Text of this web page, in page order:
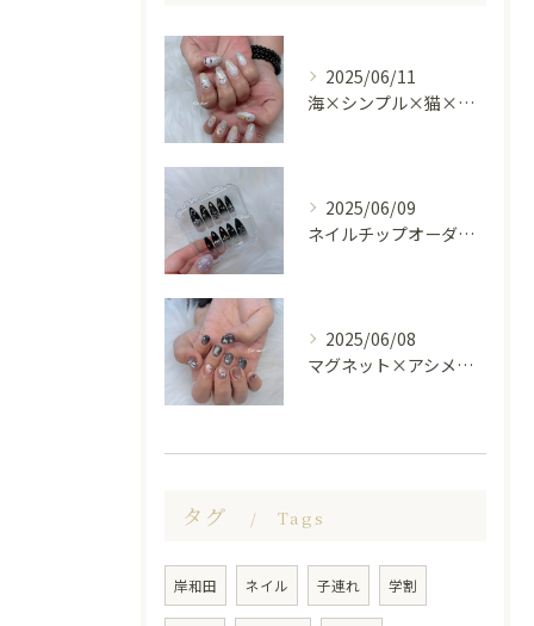
2025/06/11
海×シンプル×猫×上品 nail🐈🐚✨
2025/06/09
ネイルチップオーダー受け付けてます😊🤍
2025/06/08
マグネット×アシメシルバー nail🤍🩶
タグ Tags
岸和田 ネイル 子連れ 学割